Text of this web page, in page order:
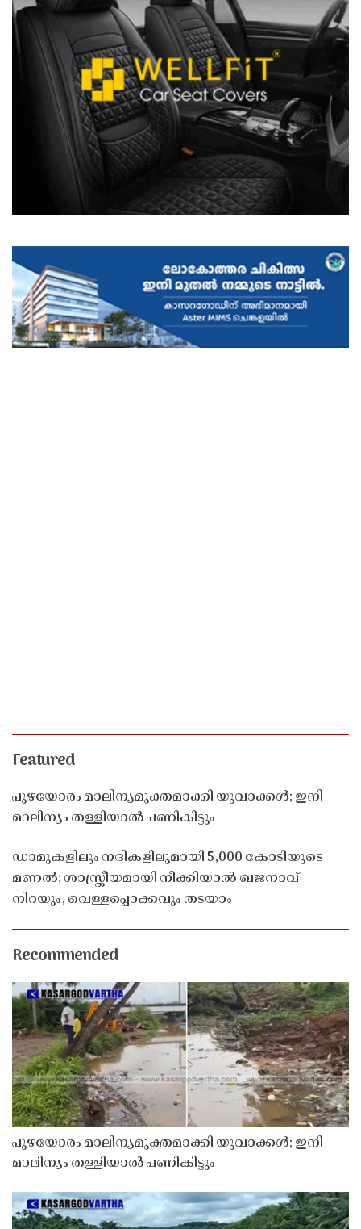
Featured
പുഴയോരം മാലിന്യമുക്തമാക്കി യുവാക്കൾ; ഇനി
മാലിന്യം തള്ളിയാൽ പണികിട്ടും
ഡാമുകളിലും നദികളിലുമായി 5,000 കോടിയുടെ
മണൽ; ശാസ്ത്രീയമായി നീക്കിയാൽ ഖജനാവ്
നിറയും, വെള്ളപ്പൊക്കവും തടയാം
Recommended
പുഴയോരം മാലിന്യമുക്തമാക്കി യുവാക്കൾ; ഇനി
മാലിന്യം തള്ളിയാൽ പണികിട്ടും